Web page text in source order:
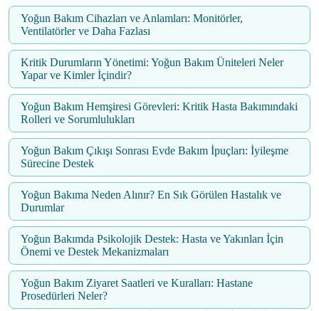
Yoğun Bakım Cihazları ve Anlamları: Monitörler,
Ventilatörler ve Daha Fazlası
Kritik Durumların Yönetimi: Yoğun Bakım Üniteleri Neler
Yapar ve Kimler İçindir?
Yoğun Bakım Hemşiresi Görevleri: Kritik Hasta Bakımındaki
Rolleri ve Sorumlulukları
Yoğun Bakım Çıkışı Sonrası Evde Bakım İpuçları: İyileşme
Sürecine Destek
Yoğun Bakıma Neden Alınır? En Sık Görülen Hastalık ve
Durumlar
Yoğun Bakımda Psikolojik Destek: Hasta ve Yakınları İçin
Önemi ve Destek Mekanizmaları
Yoğun Bakım Ziyaret Saatleri ve Kuralları: Hastane
Prosedürleri Neler?